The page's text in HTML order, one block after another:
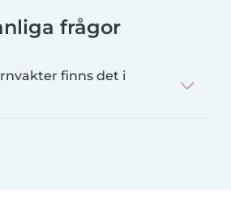
frågor
finns det i